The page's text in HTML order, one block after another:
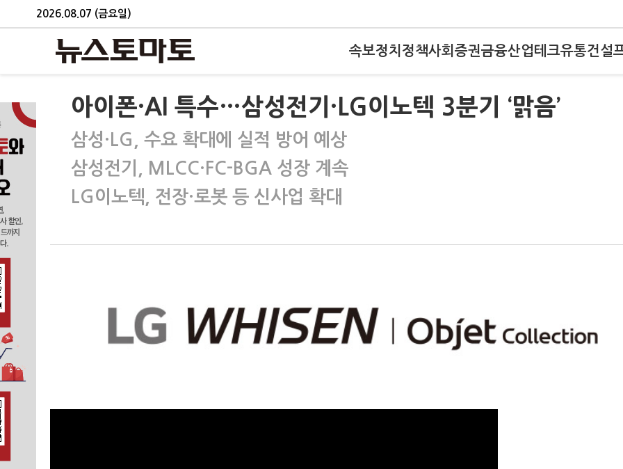
2026.08.07 (금요일)
속보정치 정책사회 증권금융산업테크유통건설
아이폰·AI 특수…삼성전기·LG이노텍 3분기 ‘맑음’
삼성·LG, 수요 확대에 실적 방어 예상
삼성전기, MLCC·FC-BGA 성장 계속
LG이노텍, 전장·로봇 등 신사업 확대